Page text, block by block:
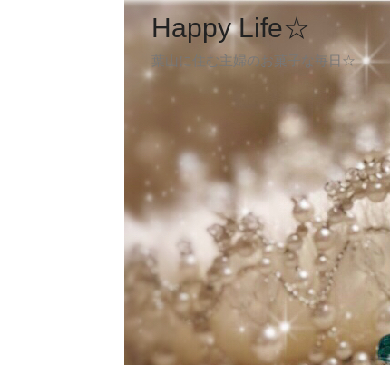
Happy Life☆
葉山に住む主婦のお菓子な毎日☆